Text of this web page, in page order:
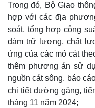
Trong đó, Bộ Giao
hợp với các địa
soát, tổng hợp công
đảm trữ lượng, chất
ứng của các mỏ cát
thêm phương án sử
nguồn cát sông, báo
chi tiết đường găng,
tháng 11 năm 2024;